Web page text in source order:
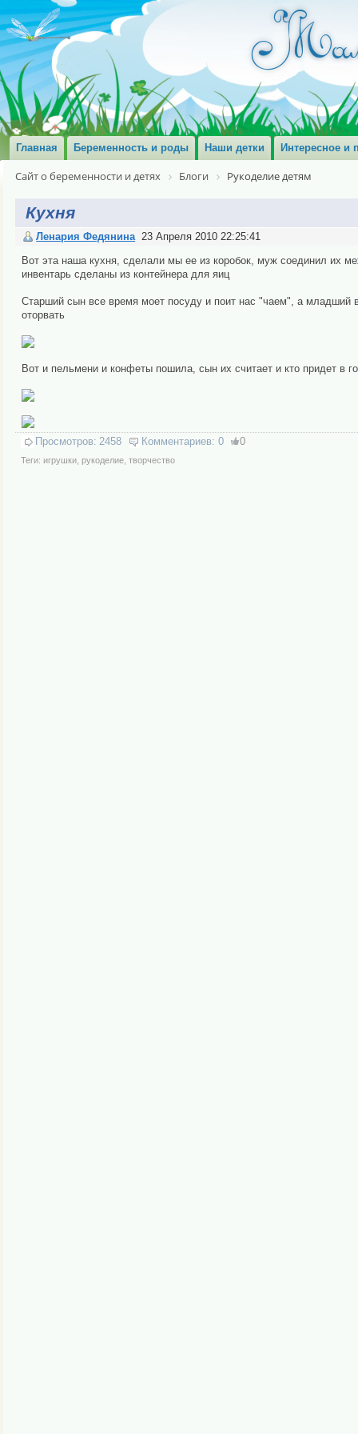
Главная Беременность и роды Наши детки Интересное и
Сайт о беременности и детях Блоги Рукоделие детям
Кухня
Ленария Федянина 23 Апреля 2010 22:25:41
Вот эта наша кухня, сделали мы ее из коробок, муж соединил их
инвентарь сделаны из контейнера для яиц
Старший сын все время моет посуду и поит нас "чаем", а младший
оторвать
Вот и пельмени и конфеты пошила, сын их считает и кто придет в
Просмотров: 2458 Комментариев: 0 0
Теги: игрушки, рукоделие, творчество